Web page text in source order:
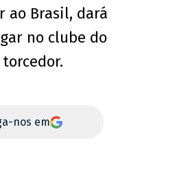
ao Brasil, dará
no clube do
nos em